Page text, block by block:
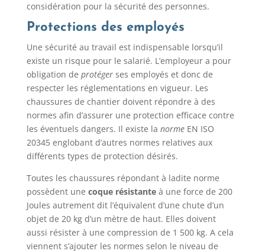
considération pour la sécurité des personnes.
Protections des employés
Une sécurité au travail est indispensable lorsqu’il
existe un risque pour le salarié. L’employeur a pour
obligation de protégerses employés et donc de
respecter les réglementations en vigueur. Les
chaussures de chantier doivent répondre à des
normes afin d’assurer une protection efficace contre
les éventuels dangers. Il existe la normeEN ISO
20345 englobant d’autres normes relatives aux
différents types de protection désirés.
Toutes les chaussures répondant à ladite norme
possèdent une coque résistanteà une force de 200
Joules autrement dit l’équivalent d’une chute d’un
objet de 20 kg d’un mètre de haut. Elles doivent
aussi résister à une compression de 1 500 kg. A cela
viennent s’ajouter les normes selon le niveau de